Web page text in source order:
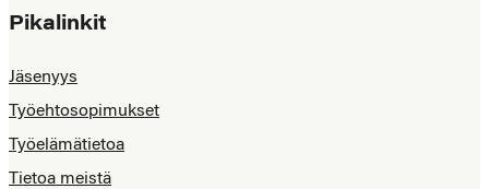
Pikalinkit
Jäsenyys
Työehtosopimukset
Työelämätietoa
Tietoa meistä